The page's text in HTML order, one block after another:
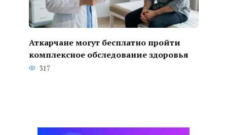
Аткарчане могут бесплатно пройти
комплексное обследование здоровья
317